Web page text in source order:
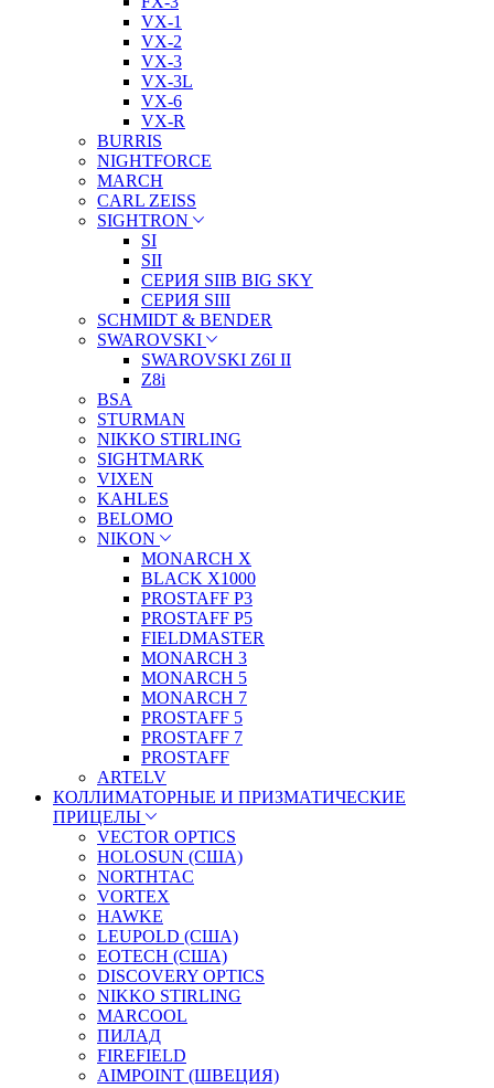
VX-1
VX-2
VX-3
VX-3L
VX-6
VX-R
BURRIS
NIGHTFORCE
MARCH
CARL ZEISS
SIGHTRON
SI
SII
СЕРИЯ SIIB BIG SKY
СЕРИЯ SIII
SCHMIDT & BENDER
SWAROVSKI
SWAROVSKI Z6I II
Z8i
BSA
STURMAN
NIKKO STIRLING
SIGHTMARK
VIXEN
KAHLES
BELOMO
NIKON
MONARCH X
BLACK X1000
PROSTAFF P3
PROSTAFF P5
FIELDMASTER
MONARCH 3
MONARCH 5
MONARCH 7
PROSTAFF 5
PROSTAFF 7
PROSTAFF
ARTELV
КОЛЛИМАТОРНЫЕ И ПРИЗМАТИЧЕСКИЕ
ПРИЦЕЛЫ
VECTOR OPTICS
HOLOSUN (США)
NORTHTAC
VORTEX
HAWKE
LEUPOLD (США)
EOTECH (США)
DISCOVERY OPTICS
NIKKO STIRLING
MARCOOL
ПИЛАД
FIREFIELD
AIMPOINT (ШВЕЦИЯ)